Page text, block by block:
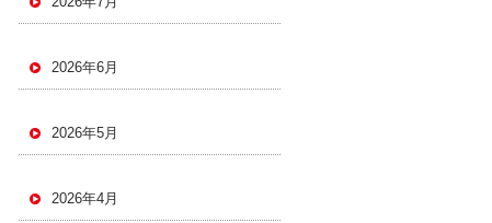
2026年6月
2026年5月
2026年4月